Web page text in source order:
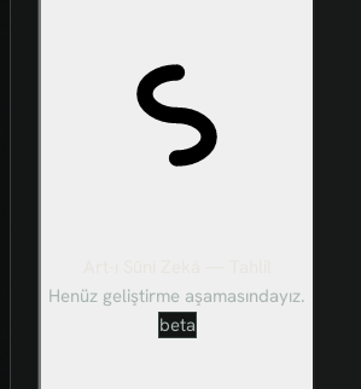
Henüz geliştirme aşamasındayız.
beta